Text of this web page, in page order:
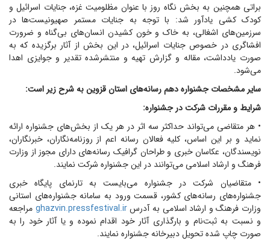
براتی همچنین به بخش نگاه روز با عنوان مظلومیت غزه، جنایات اسرائیل و
کودک کشی یادآور شد: با توجه به جنایات مستمر صهیونیست‌ها در
سرزمین‌های اشغالی، به خاک و خون کشیدن انسان‌های بی‌گناه و ضرورت
افشاگری در خصوص جنایات اسرائیل، در این بخش از آثار برگزیده که به
صورت یادداشت، مقاله و گزارش تهیه و منتشرشده تقدیر و جوایزی اهدا
می‌شود.
سایر مشخصات جشنواره دهم رسانه‌های استان قزوین به شرح زیر است:
شرایط و مقررات شرکت در جشنواره:
• هر متقاضی می‌تواند حداکثر سه اثر در هر یک از بخش‌های جشنواره ارائه
نماید و بر این اساس، کلیه فعالان رسانه اعم از روزنامه‌نگاران، خبرنگاران،
نویسندگان، عکاسان خبری و طراحان گرافیک رسانه‌های دارای مجوز از وزارت
فرهنگ و ارشاد اسلامی می‌توانند در این جشنواره شرکت نمایند.
• متقاضیان شرکت در جشنواره می‌بایست به تارنمای پایگاه خبری
جشنواره‌های رسانه‌های کشور، قسمت ورود به سامانه جشنواره‌های استانی
وزارت فرهنگ و ارشاد اسلامی به آدرسghazvin.pressfestival.ir مراجعه
و نسبت به ثبت‌نام و بارگذاری آثار خود اقدام نموده و یا آثار خود را به
صورت چاپ شده تحویل دبیرخانه جشنواره نمایند.